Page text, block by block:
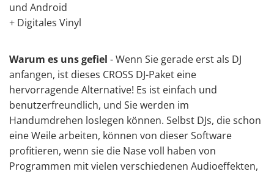
und Android
+ Digitales Vinyl
Warum es uns gefiel - Wenn Sie gerade erst als DJ
anfangen, ist dieses CROSS DJ-Paket eine
hervorragende Alternative! Es ist einfach und
benutzerfreundlich, und Sie werden im
Handumdrehen loslegen können. Selbst DJs, die schon
eine Weile arbeiten, können von dieser Software
profitieren, wenn sie die Nase voll haben von
Programmen mit vielen verschiedenen Audioeffekten,